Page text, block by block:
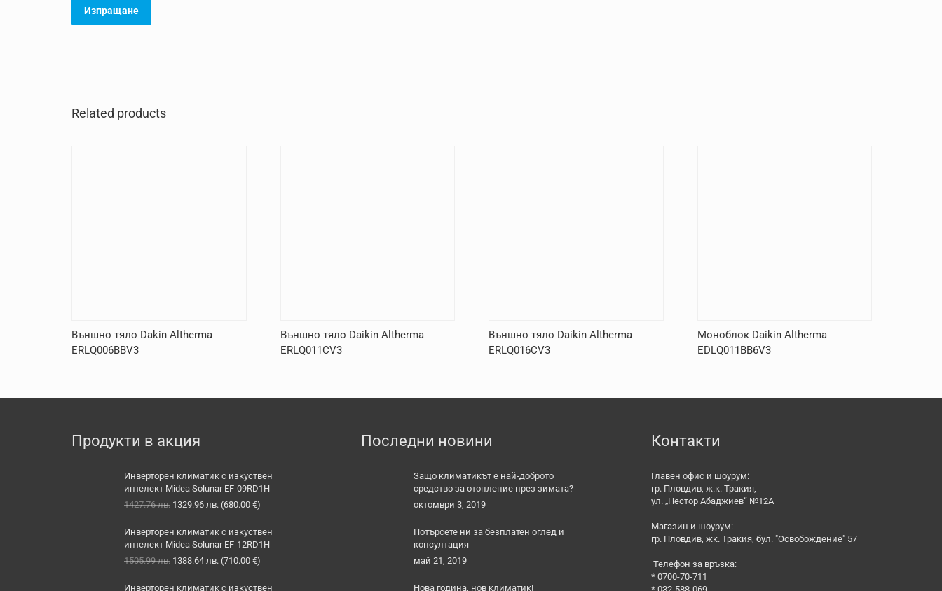
Related products
Външно тяло Dakin Altherma
ERLQ006BBV3
Външно тяло Daikin Altherma
ERLQ011CV3
Външно тяло Daikin Altherma
ERLQ016CV3
Моноблок Daikin Altherma
EDLQ011BB6V3
Продукти в акция
Инверторен климатик с изкуствен
интелект Midea Solunar EF-09RD1H
1427.76лв. Original
was:
1427.76 лв..
1329.96 лв. Текущата
е:
1329.96 лв..
(680.00 €)
Инверторен климатик с изкуствен
интелект Midea Solunar EF-12RD1H
1505.99лв. Original
was:
1388.64 лв. Текущата
е:
(710.00 €)
Инверторен климатик с изкуствен
Последни новини
Защо климатикът е най-доброто
средство за отопление през зимата?
октомври 3, 2019
Потърсете ни за безплатен оглед и
консултация
май 21, 2019
Нова година, нов климатик!
Контакти
Главен офис и шоурум:
гр. Пловдив, ж.к. Тракия,
ул. „Нестор Абаджиев“ №12А
Магазин и шоурум:
гр. Пловдив, жк. Тракия, бул. "Освобождение" 57
Телефон за връзка:
* 0700-70-711